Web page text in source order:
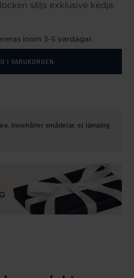
säljs exklusive kedja.
inom 3-5 vardagar
I VARUKORGEN
Innehåller smådelar, ej lämplig